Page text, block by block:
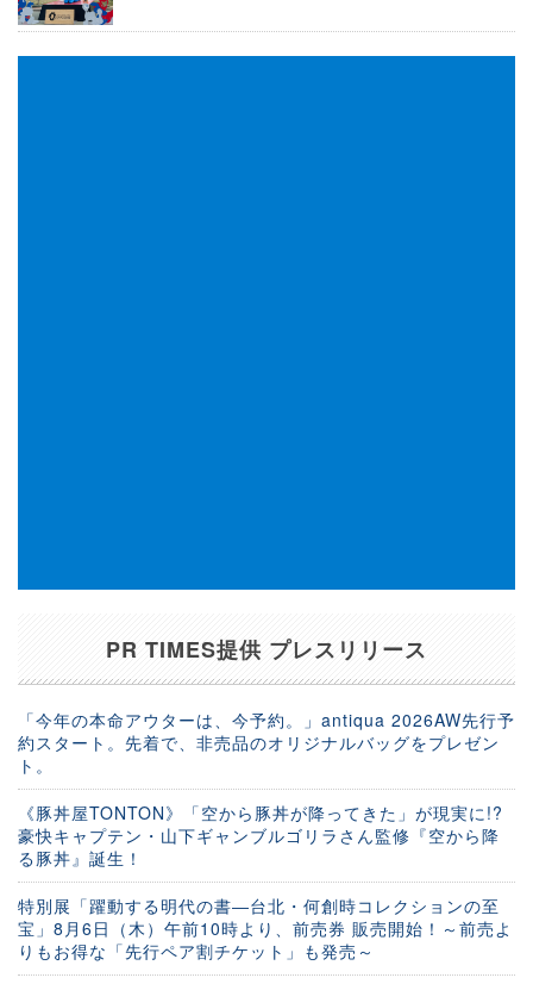
PR TIMES提供 プレスリリース
「今年の本命アウターは、今予約。」antiqua 2026AW先行予
約スタート。先着で、非売品のオリジナルバッグをプレゼン
ト。
《豚丼屋TONTON》「空から豚丼が降ってきた」が現実に!?
豪快キャプテン・山下ギャンブルゴリラさん監修『空から降
る豚丼』誕生！
特別展「躍動する明代の書―台北・何創時コレクションの至
宝」8月6日（木）午前10時より、前売券 販売開始！～前売よ
りもお得な「先行ペア割チケット」も発売～